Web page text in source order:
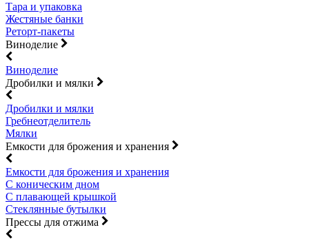
Тара и упаковка
Жестяные банки
Реторт-пакеты
Виноделие
Виноделие
Дробилки и мялки
Дробилки и мялки
Гребнеотделитель
Мялки
Емкости для брожения и хранения
Емкости для брожения и хранения
С коническим дном
С плавающей крышкой
Стеклянные бутылки
Прессы для отжима